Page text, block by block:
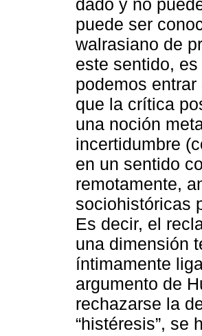
dado y no
puede ser
walrasiano de
este sentido,
podemos
que la crítica
una noción
incertidumbre
en un sentido
remotamente,
sociohistóricas
Es decir, el
una dimensión
íntimamente
argumento de
rechazarse la
“histéresis”, se